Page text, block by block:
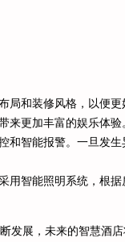
局和装修风格，以便
更加丰富的娱乐体验
和智能报警。一旦发
用智能照明系统，根
发展，未来的智慧酒